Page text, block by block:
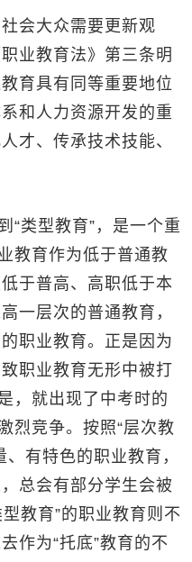
会大众需要更新观
业教育法》第三条明
育具有同等重要地位
和人力资源开发的重
才、传承技术技能、
类型教育”，是一个重
教育作为低于普通教
于普高、高职低于本
一层次的普通教育，
职业教育。正是因为
职业教育无形中被打
，就出现了中考时的
烈竞争。按照“层次教
有特色的职业教育，
总会有部分学生会被
教育”的职业教育则不
作为“托底”教育的不